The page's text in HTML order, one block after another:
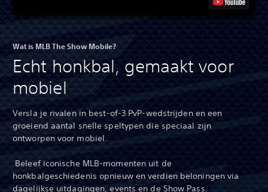
Wat is MLB The Show Mobile?
Echt honkbal, gemaakt voor
mobiel
Versla je rivalen in best-of-3 PvP-wedstrijden en een
groeiend aantal snelle speltypen die speciaal zijn
ontworpen voor mobiel.
‎ Beleef iconische MLB-momenten uit de
honkbalgeschiedenis opnieuw en verdien beloningen via
dagelijkse uitdagingen, events en de Show Pass.